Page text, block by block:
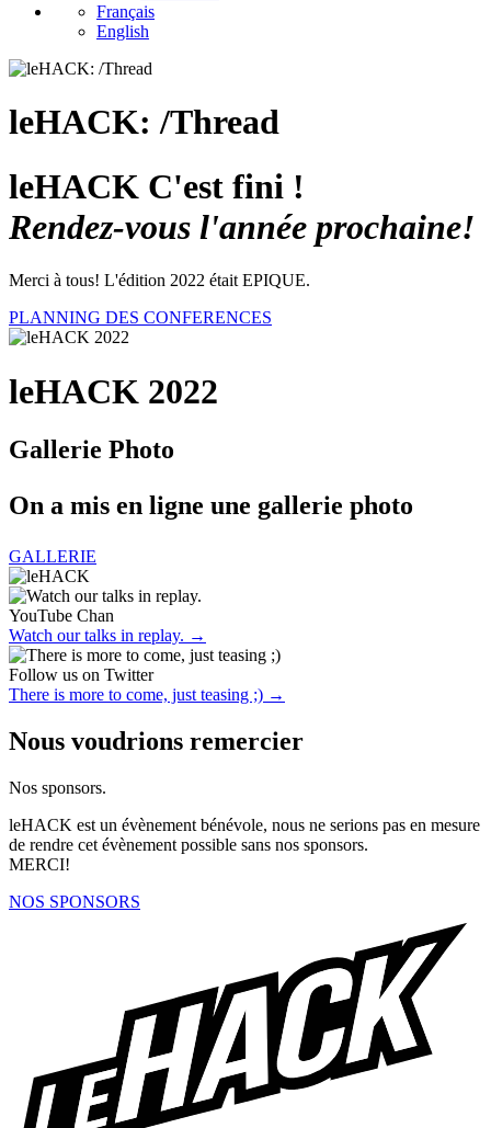
Français
English
leHACK: /Thread
leHACK C'est fini !
Rendez-vous l'année prochaine!
Merci à tous! L'édition 2022 était EPIQUE.
PLANNING DES CONFERENCES
leHACK 2022
Gallerie Photo
On a mis en ligne une gallerie photo
GALLERIE
YouTube Chan
Watch our talks in replay. →
Follow us on Twitter
There is more to come, just teasing ;) →
Nous voudrions remercier
Nos sponsors.
leHACK est un évènement bénévole, nous ne serions pas en mesure
de rendre cet évènement possible sans nos sponsors.
MERCI!
NOS SPONSORS